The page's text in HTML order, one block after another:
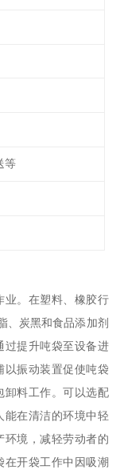
等
业。在塑料、橡胶行
、炭黑和食品添加剂
过提升吨袋至设备进
以振动装置促使吨袋
卸料工作。可以选配
能在清洁的环境中轻
环境，减轻劳动者的
在开袋工作中因吸潮